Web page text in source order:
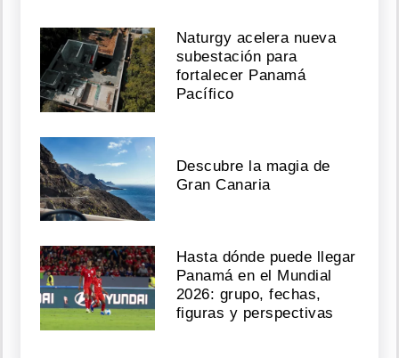
Naturgy acelera nueva
subestación para
fortalecer Panamá
Pacífico
Descubre la magia de
Gran Canaria
Hasta dónde puede llegar
Panamá en el Mundial
2026: grupo, fechas,
figuras y perspectivas